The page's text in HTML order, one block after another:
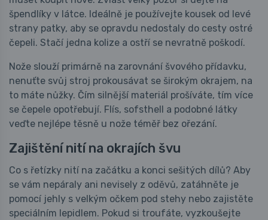
špendlíky v látce. Ideálně je používejte kousek od levé
strany patky, aby se opravdu nedostaly do cesty ostré
čepeli. Stačí jedna kolize a ostří se nevratně poškodí.
Nože slouží primárně na zarovnání švového přídavku,
nenuťte svůj stroj prokousávat se širokým okrajem, na
to máte nůžky. Čím silnější materiál prošíváte, tím více
se čepele opotřebují. Flís, sofsthell a podobné látky
veďte nejlépe těsně u nože téměř bez ořezání.
Zajištění nití na okrajích švu
Co s řetízky nití na začátku a konci sešitých dílů? Aby
se vám nepáraly ani nevisely z oděvů, zatáhněte je
pomocí jehly s velkým očkem pod stehy nebo zajistěte
speciálním lepidlem. Pokud si troufáte, vyzkoušejte